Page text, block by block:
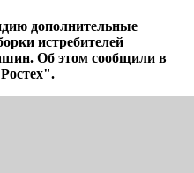
дополнительные
истребителей
Об этом сообщили в